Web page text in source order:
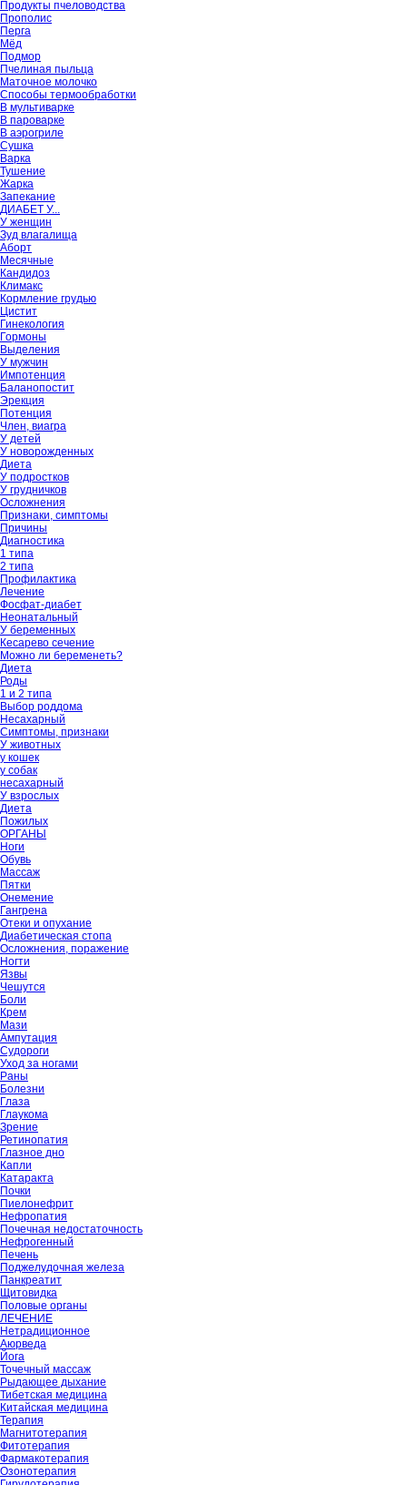
Продукты пчеловодства
Прополис
Перга
Мёд
Подмор
Пчелиная пыльца
Маточное молочко
Способы термообработки
В мультиварке
В пароварке
В аэрогриле
Сушка
Варка
Тушение
Жарка
Запекание
ДИАБЕТ У...
У женщин
Зуд влагалища
Аборт
Месячные
Кандидоз
Климакс
Кормление грудью
Цистит
Гинекология
Гормоны
Выделения
У мужчин
Импотенция
Баланопостит
Эрекция
Потенция
Член, виагра
У детей
У новорожденных
Диета
У подростков
У грудничков
Осложнения
Признаки, симптомы
Причины
Диагностика
1 типа
2 типа
Профилактика
Лечение
Фосфат-диабет
Неонатальный
У беременных
Кесарево сечение
Можно ли беременеть?
Диета
Роды
1 и 2 типа
Выбор роддома
Несахарный
Симптомы, признаки
У животных
у кошек
у собак
несахарный
У взрослых
Диета
Пожилых
ОРГАНЫ
Ноги
Обувь
Массаж
Пятки
Онемение
Гангрена
Отеки и опухание
Диабетическая стопа
Осложнения, поражение
Ногти
Язвы
Чешутся
Боли
Крем
Мази
Ампутация
Судороги
Уход за ногами
Раны
Болезни
Глаза
Глаукома
Зрение
Ретинопатия
Глазное дно
Капли
Катаракта
Почки
Пиелонефрит
Нефропатия
Почечная недостаточность
Нефрогенный
Печень
Поджелудочная железа
Панкреатит
Щитовидка
Половые органы
ЛЕЧЕНИЕ
Нетрадиционное
Аюрведа
Йога
Точечный массаж
Рыдающее дыхание
Тибетская медицина
Китайская медицина
Терапия
Магнитотерапия
Фитотерапия
Фармакотерапия
Озонотерапия